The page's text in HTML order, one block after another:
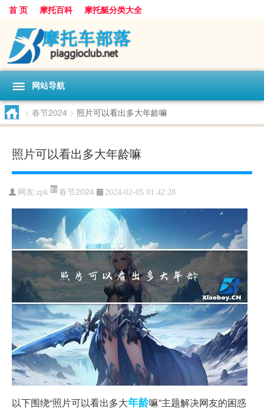
首 页 摩托百科 摩托艇分类大全
网站导航
> 春节2024 > 照片可以看出多大年龄嘛
照片可以看出多大年龄嘛
网友:zpk 春节2024 2024-02-05 01:42:28
以下围绕“照片可以看出多大年龄嘛”主题解决网友的困惑